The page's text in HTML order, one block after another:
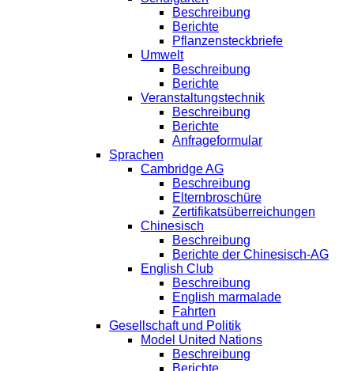
Beschreibung
Berichte
Pflanzensteckbriefe
Umwelt
Beschreibung
Berichte
Veranstaltungstechnik
Beschreibung
Berichte
Anfrageformular
Sprachen
Cambridge AG
Beschreibung
Elternbroschüre
Zertifikatsüberreichungen
Chinesisch
Beschreibung
Berichte der Chinesisch-AG
English Club
Beschreibung
English marmalade
Fahrten
Gesellschaft und Politik
Model United Nations
Beschreibung
Berichte